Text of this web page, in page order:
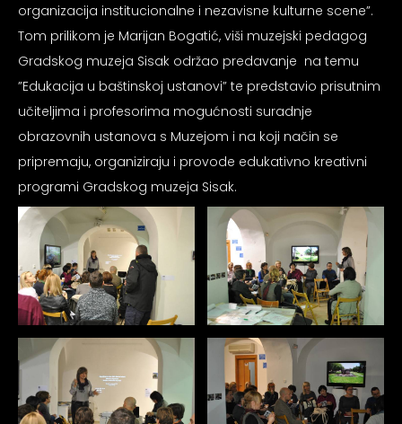
organizacija institucionalne i nezavisne kulturne scene”.
Tom prilikom je Marijan Bogatić, viši muzejski pedagog
Gradskog muzeja Sisak održao predavanje na temu
”Edukacija u baštinskoj ustanovi” te predstavio prisutnim
učiteljima i profesorima mogućnosti suradnje
obrazovnih ustanova s Muzejom i na koji način se
pripremaju, organiziraju i provode edukativno kreativni
programi Gradskog muzeja Sisak.